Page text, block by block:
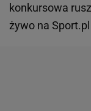
konkursowa
żywo na